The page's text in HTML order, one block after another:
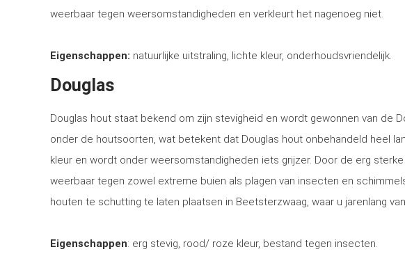
weerbaar tegen weersomstandigheden en verkleurt het nagenoeg niet.
Eigenschappen: natuurlijke uitstraling, lichte kleur, onderhoudsvriendelijk.
Douglas
Douglas hout staat bekend om zijn stevigheid en wordt gewonnen van de
onder de houtsoorten, wat betekent dat Douglas hout onbehandeld heel
kleur en wordt onder weersomstandigheden iets grijzer. Door de erg
weerbaar tegen zowel extreme buien als plagen van insecten en
houten te schutting te laten plaatsen in Beetsterzwaag, waar u jarenlang
Eigenschappen: erg stevig, rood/ roze kleur, bestand tegen insecten.